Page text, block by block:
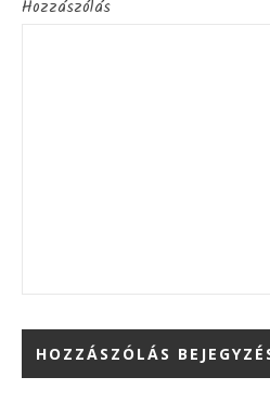
Hozzászólás